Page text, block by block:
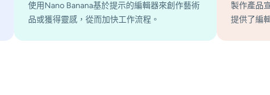
使用Nano Banana基於提示的編輯器來創作藝術
品或獲得靈感，從而加快工作流程。
製作產品
提供了編